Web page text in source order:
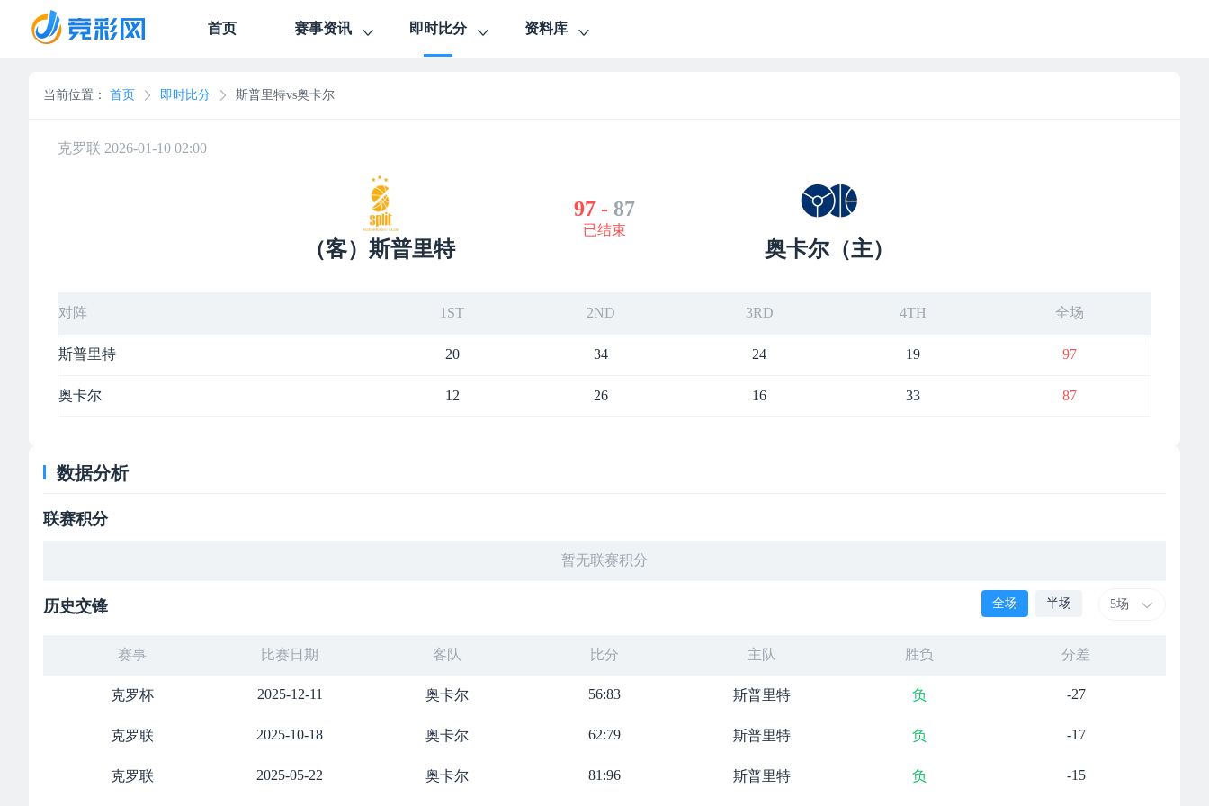
首页 赛事资讯 即时比分 资料库
当前位置： 首页 即时比分 斯普里特vs奥卡尔
（客）斯普里特
克罗联 2026-01-10 02:00
97 - 87
已结束
奥卡尔（主）
对阵 1ST 2ND 3RD 4TH 全场
斯普里特 20 34 24 19 97
奥卡尔 12 26 16 33 87
数据分析
联赛积分
暂无联赛积分
历史交锋 5场
全场 半场
赛事 比赛日期 客队 比分 主队 胜负 分差
克罗杯 2025-12-11 奥卡尔 56:83 斯普里特 负 -27
克罗联 2025-10-18 奥卡尔 62:79 斯普里特 负 -17
克罗联 2025-05-22 奥卡尔 81:96 斯普里特 负 -15